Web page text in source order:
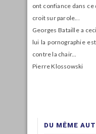
ont confiance dans
croit sur parole...
Georges Bataille a
lui la pornographie
contre la chair...
Pierre Klossowski
DU MÊME